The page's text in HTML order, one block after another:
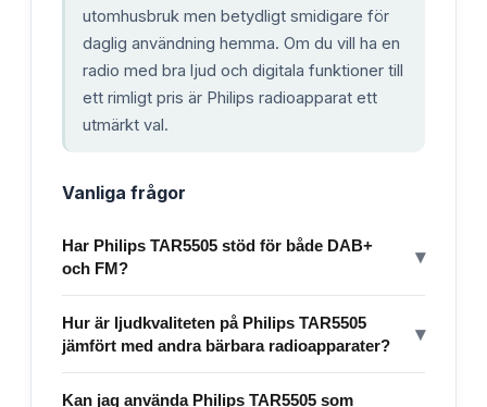
utomhusbruk men betydligt smidigare för
daglig användning hemma. Om du vill ha en
radio med bra ljud och digitala funktioner till
ett rimligt pris är Philips radioapparat ett
utmärkt val.
Vanliga frågor
Har Philips TAR5505 stöd för både DAB+
och FM?
▾
Hur är ljudkvaliteten på Philips TAR5505
jämfört med andra bärbara radioapparater?
▾
Kan jag använda Philips TAR5505 som